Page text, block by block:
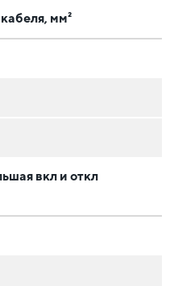
мм²
вкл и откл